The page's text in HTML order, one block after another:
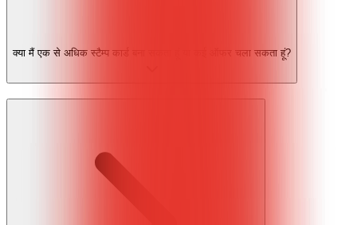
क्या मैं एक से अधिक स्टैम्प कार्ड बना सकता हूं या कई ऑफर चला सकता हूं?